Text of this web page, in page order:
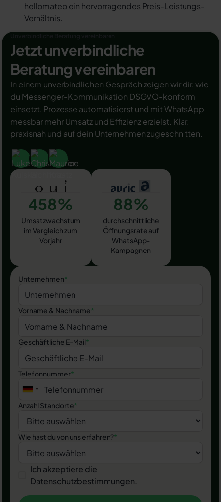
hellomateo ein hervorragendes Preis-Leistungs-
Verhältnis.
Jetzt unverbindliche
Beratung vereinbaren
In einem unverbindlichen Gespräch zeigen wir dir, wie
du Messenger-Kommunikation DSGVO-konform
einsetzt, Prozesse automatisierst und mit WhatsApp
messbar mehr Umsatz und Effizienz erzielst. Klar,
praxisnah und auf dein Unternehmen zugeschnitten.
458%
Umsatzwachstum
im Vergleich zum
Vorjahr
88%
durchschnittliche
Öffnungsrate auf
WhatsApp-
Kampagnen
Unternehmen*
Vorname & Nachname*
Geschäftliche E-Mail*
Telefonnummer*
Anzahl Standorte*
Wie hast du von uns erfahren?*
Ich akzeptiere die
Datenschutzbestimmungen.